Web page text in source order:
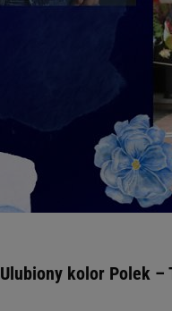
Ulubiony kolor Polek –